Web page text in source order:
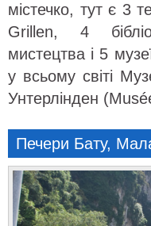
містечко, тут є 3
Grillen, 4
мистецтва і 5
у всьому світі
Унтерлінден
Печери Бату,